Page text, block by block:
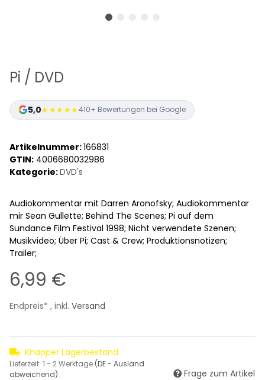
Pi / DVD
5,0★★★★★410+ Bewertungen bei Google
Artikelnummer:166831
GTIN: 4006680032986
Kategorie:DVD's
Audiokommentar mit Darren Aronofsky; Audiokommentar
mir Sean Gullette; Behind The Scenes; Pi auf dem
Sundance Film Festival 1998; Nicht verwendete Szenen;
Musikvideo; Über Pi; Cast & Crew; Produktionsnotizen;
Trailer;
6,99 €
Endpreis* , inkl. Versand
Knapper Lagerbestand
Lieferzeit: 1 - 2 Werktage (DE - Ausland
abweichend)
Frage zum Artikel